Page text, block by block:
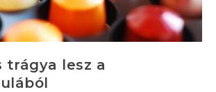
trágya lesz a